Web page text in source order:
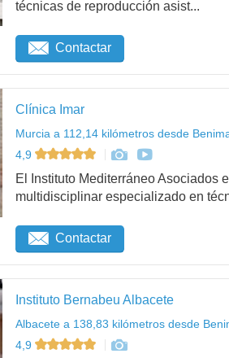
técnicas de reproducción asist...
Contactar
Clínica Imar
Murcia a 112,14 kilómetros desde
4,9
El Instituto Mediterráneo Asociados
multidisciplinar especializado en
Contactar
Instituto Bernabeu Albacete
Albacete a 138,83 kilómetros desde
4,9